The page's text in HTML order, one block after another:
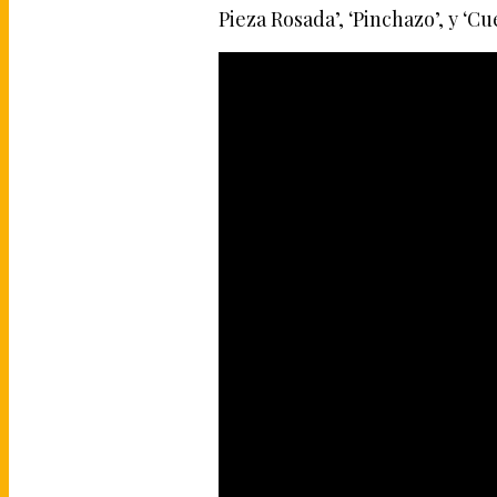
Pieza Rosada’, ‘Pinchazo’, y